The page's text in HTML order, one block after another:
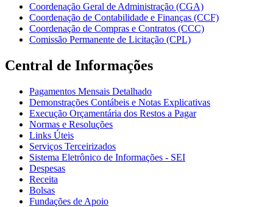
Coordenação Geral de Administração (CGA)
Coordenação de Contabilidade e Finanças (CCF)
Coordenação de Compras e Contratos (CCC)
Comissão Permanente de Licitação (CPL)
Central de Informações
Pagamentos Mensais Detalhado
Demonstrações Contábeis e Notas Explicativas
Execução Orçamentária dos Restos a Pagar
Normas e Resoluções
Links Úteis
Serviços Terceirizados
Sistema Eletrônico de Informações - SEI
Despesas
Receita
Bolsas
Fundações de Apoio